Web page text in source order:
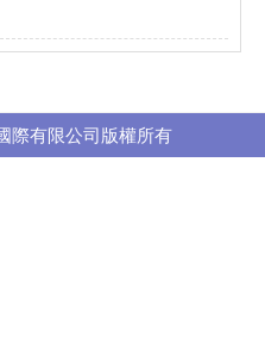
際有限公司版權所有